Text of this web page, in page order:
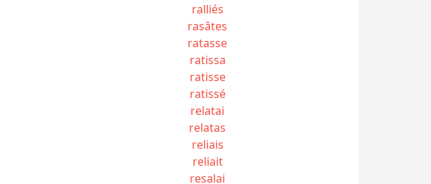
ralliés
rasâtes
ratasse
ratissa
ratisse
ratissé
relatai
relatas
reliais
reliait
resalai